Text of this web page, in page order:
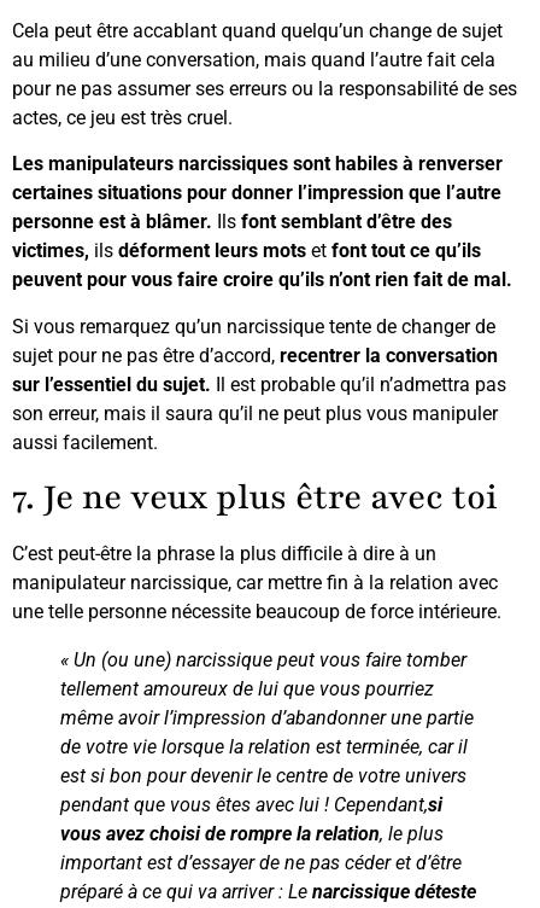
Cela peut être accablant quand quelqu’un change de sujet
au milieu d’une conversation, mais quand l’autre fait cela
pour ne pas assumer ses erreurs ou la responsabilité de ses
actes, ce jeu est très cruel.
Les manipulateurs narcissiques sont habiles à renverser
certaines situations pour donner l’impression que l’autre
personne est à blâmer.
Ils font semblant d’être des
victimes, ils déforment leurs mots et font tout ce qu’ils
peuvent pour vous faire croire qu’ils n’ont rien fait de mal.
Si vous remarquez qu’un narcissique tente de changer de
sujet pour ne pas être d’accord, recentrer la conversation
sur l’essentiel du sujet. Il est probable qu’il n’admettra pas
son erreur, mais il saura qu’il ne peut plus vous manipuler
aussi facilement.
7. Je ne veux plus être avec toi
C’est peut-être la phrase la plus difficile à dire à un
manipulateur narcissique, car mettre fin à la relation avec
une telle personne nécessite beaucoup de force intérieure.
« Un (ou une) narcissique peut vous faire tomber
tellement amoureux de lui que vous pourriez
même avoir l’impression d’abandonner une partie
de votre vie lorsque la relation est terminée, car il
est si bon pour devenir le centre de votre univers
pendant que vous êtes avec lui ! Cependant,si
vous avez choisi de rompre la relation, le plus
important est d’essayer de ne pas céder et d’être
préparé à ce qui va arriver : Le narcissique déteste